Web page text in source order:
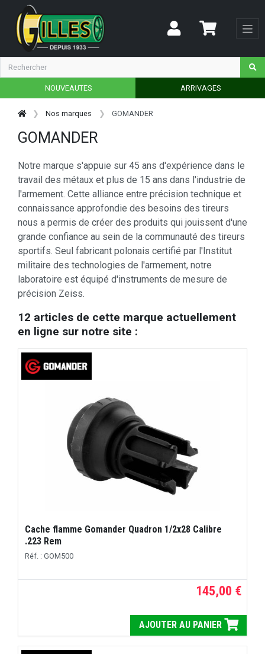
NOUVEAUTES ARRIVAGES
Nos marques GOMANDER
GOMANDER
Notre marque s'appuie sur 45 ans d'expérience dans le
travail des métaux et plus de 15 ans dans l'industrie de
l'armement. Cette alliance entre précision technique et
connaissance approfondie des besoins des tireurs
nous a permis de créer des produits qui jouissent d'une
grande confiance au sein de la communauté des tireurs
sportifs. Seul fabricant polonais certifié par l'Institut
militaire des technologies de l'armement, notre
laboratoire est équipé d'instruments de mesure de
précision Zeiss.
12 articles de cette marque actuellement
en ligne sur notre site :
Cache flamme Gomander Quadron 1/2x28 Calibre
.223 Rem
Réf. : GOM500
145,00 €
AJOUTER AU PANIER